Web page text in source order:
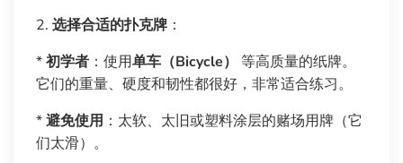
2. 选择合适的扑克牌 ：
*初学者 ：使用单车（Bicycle） 等高质量的纸牌。
它们的重量、硬度和韧性都很好，非常适合练习。
*避免使用 ：太软、太旧或塑料涂层的赌场用牌（它
们太滑）。